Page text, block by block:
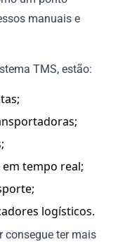
manuais e
TMS, estão:
tempo real;
logísticos.
consegue ter mais